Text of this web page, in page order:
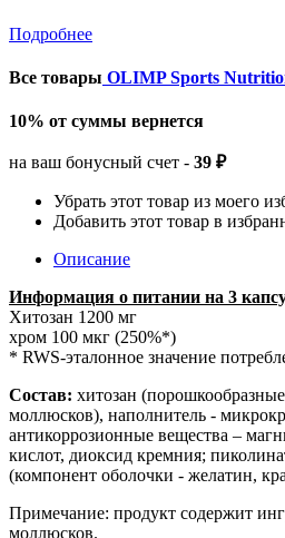
Подробнее
Все товары OLIMP Sports
10% от суммы вернется
на ваш бонусный счет - 39 ₽
Убрать этот товар из моего
Добавить этот товар в
Описание
Информация о питании на 3
Хитозан 1200 мг
хром 100 мкг (250%*)
* RWS-эталонное значение
Состав: хитозан
моллюсков), наполнитель -
антикоррозионные вещества –
кислот, диоксид кремния;
(компонент оболочки - желатин,
Примечание: продукт содержит
моллюсков.